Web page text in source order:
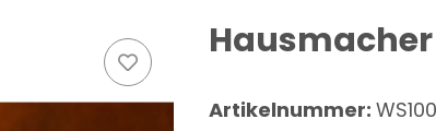
Artikelnummer: